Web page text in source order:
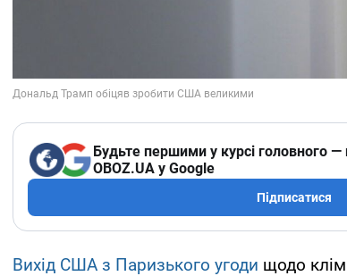
Будьте першими у курсі головного
OBOZ.UA у Google
Підписатися
Вихід США з Паризького угоди щодо